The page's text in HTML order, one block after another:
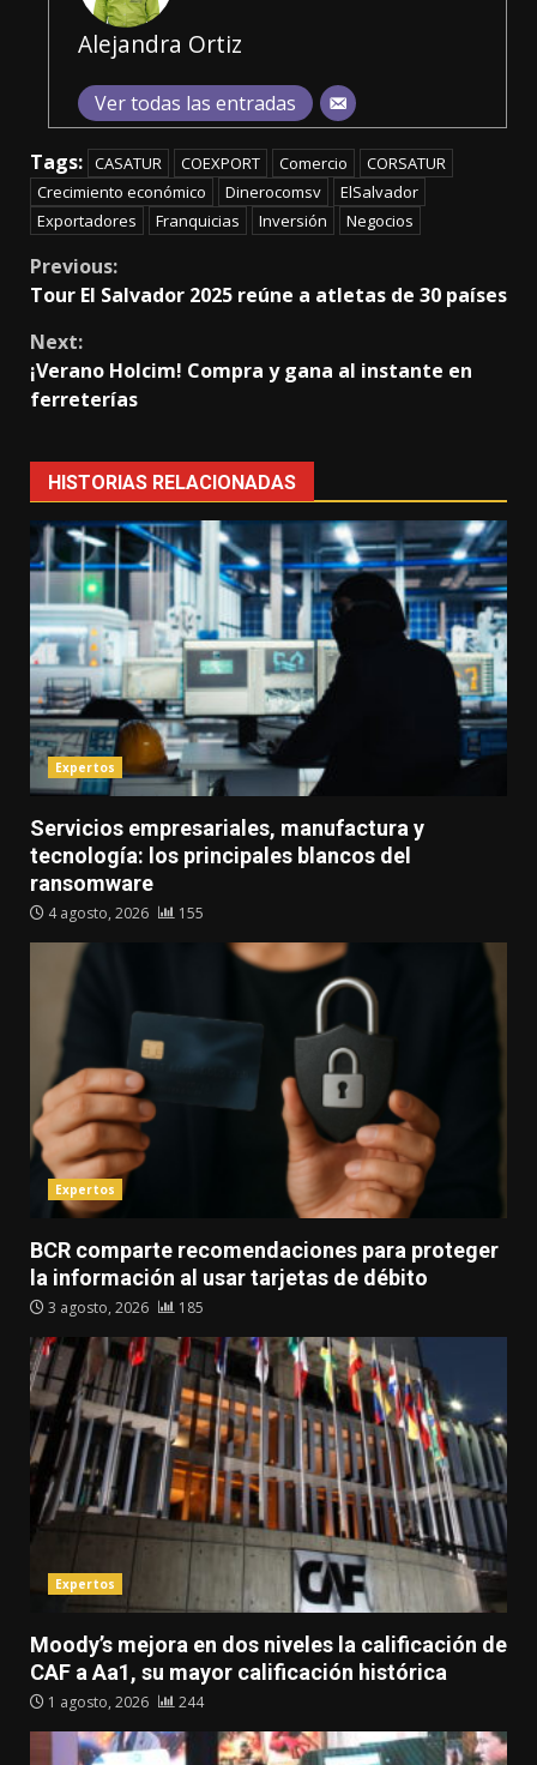
Alejandra Ortiz
Ver todas las entradas
Tags: CASATUR COEXPORT Comercio
CORSATUR
Crecimiento económico
Dinerocomsv
ElSalvador
Exportadores
Franquicias Inversión Negocios
Continue
Previous:
Tour El Salvador 2025 reúne a atletas de 30 países
Next:
¡Verano Holcim! Compra y gana al instante en
ferreterías
HISTORIAS RELACIONADAS
Expertos
Servicios empresariales, manufactura y
tecnología: los principales blancos del
ransomware
4 agosto, 2026 155
Expertos
BCR comparte recomendaciones para proteger
la información al usar tarjetas de débito
3 agosto, 2026 185
Expertos
Moody’s mejora en dos niveles la calificación de
CAF a Aa1, su mayor calificación histórica
1 agosto, 2026 244